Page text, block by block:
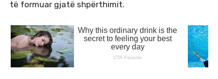
të formuar gjatë shpërthimit.